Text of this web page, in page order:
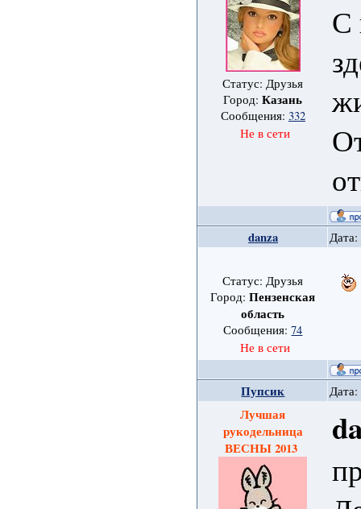
Статус: Друзья
Город:Казань
Сообщения: 332
Не в сети
С
danza
Статус: Друзья
Город:Пензенская
область
Сообщения:74
Не в сети
Пупсик
Лучшая
рукодельница
ВЕСНЫ 2013